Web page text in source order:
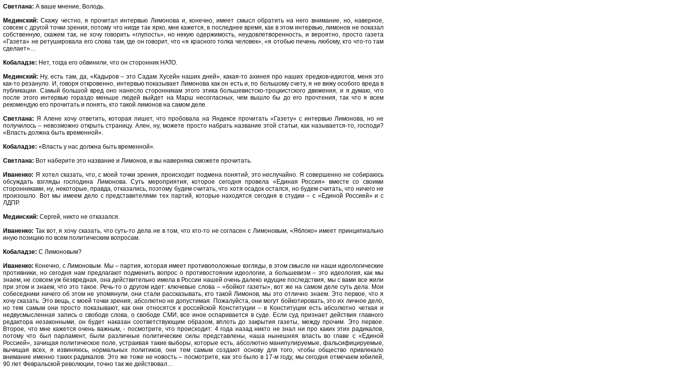
Светлана: А ваше мнение, Володь.
Мединский: Скажу честно, я прочитал интервью Лимонова и, конечно, имеет смысл обратить на него внимание, но, наверное,
совсем с другой точки зрения, потому что нигде так ярко, мне кажется, в последнее время, как в этом интервью, лимонов не показал
собственную, скажем так, не хочу говорить «глупость», но некую одержимость, неудовлетворенность, и вероятно, просто газета
«Газета» не ретушировала его слова там, где он говорит, что «я красного толка человек», «я отобью печень любому, кто что-то там
сделает»…
Кобаладзе: Нет, тогда его обвинили, что он сторонник НАТО.
Мединский: Ну, есть там, да, «Кадыров – это Садам Хусейн наших дней», какая-то ахинея про наших предков-идиотов, меня это
как-то резануло. И, говоря откровенно, интервью показывает Лимонова как он есть и, по большому счету, я не вижу особого вреда в
публикации. Самый большой вред оно нанесло сторонникам этого этика большевистско-троцкистского движения, и я думаю, что
после этого интервью гораздо меньше людей выйдет на Марш несогласных, чем вышло бы до его прочтения, так что я всем
рекомендую его прочитать и понять, кто такой лимонов на самом деле.
Светлана: Я Алене хочу ответить, которая пишет, что пробовала на Яндексе прочитать «Газету» с интервью Лимонова, но не
получилось – невозможно открыть страницу. Ален, ну, можете просто набрать название этой статьи, как называется-то, господи?
«Власть должна быть временной».
Кобаладзе: «Власть у нас должна быть временной».
Светлана: Вот наберите это название и Лимонов, и вы наверняка сможете прочитать.
Иваненко: Я хотел сказать, что, с моей точки зрения, происходит подмена понятий, это неслучайно. Я совершенно не собираюсь
обсуждать взгляды господина Лимонова. Суть мероприятия, которое сегодня провела «Единая Россия» вместе со своими
сторонниками, ну, некоторые, правда, отказались, поэтому будем считать, что хотя осадок остался, но будем считать, что ничего не
произошло. Вот мы имеем дело с представителями тех партий, которые находятся сегодня в студии – с «Единой Россией» и с
ЛДПР.
Мединский: Сергей, никто не отказался.
Иваненко: Так вот, я хочу сказать, что суть-то дела не в том, что кто-то не согласен с Лимоновым, «Яблоко» имеет принципиально
иную позицию по всем политическим вопросам.
Кобаладзе: С Лимоновым?
Иваненко: Конечно, с Лимоновым. Мы – партия, которая имеет противоположные взгляды, в этом смысле ни наши идеологические
противники, но сегодня нам предлагают подменить вопрос о противостоянии идеологии, а большевизм – это идеология, как мы
знаем, не совсем уж безвредная, она действительно имела в России нашей очень далеко идущие последствия, мы с вами все жили
при этом и знаем, что это такое. Речь-то о другом идет: ключевые слова – «бойкот газеты», вот же на самом деле суть дела. Мои
собеседники ничего об этом не упомянули, они стали рассказывать, кто такой Лимонов, мы это отлично знаем. Это первое, что я
хочу сказать. Это вещь, с моей точки зрения, абсолютно не допустимая. Пожалуйста, они могут бойкотировать, это их личное дело,
но тем самым они просто показывают, как они относятся к российской Конституции – в Конституции есть абсолютно четкая и
недвусмысленная запись о свободе слова, о свободе СМИ, все иное оспаривается в суде. Если суд признает действия главного
редактора незаконными, он будет наказан соответствующим образом, вплоть до закрытия газеты, между прочим. Это первое.
Второе, что мне кажется очень важным, - посмотрите, что происходит: 4 года назад никто не знал ни про каких этих радикалов,
потому что был парламент, были различные политические силы представлены, наша нынешняя власть во главе с «Единой
Россией», зачищая политическое поле, устраивая такие выборы, которые есть, абсолютно манипулируемые, фальсифицируемые,
вычищая всех, я извиняюсь, нормальных политиков, они тем самым создают основу для того, чтобы общество привлекало
внимание именно таких радикалов. Это же тоже не новость – посмотрите, как это было в 17-м году, мы сегодня отмечаем юбилей,
90 лет Февральской революции, точно так же действовал…